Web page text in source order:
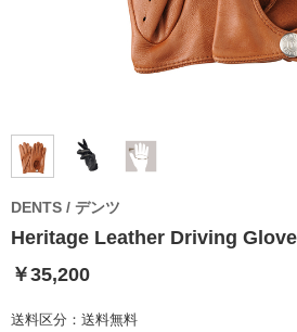
DENTS / デンツ
Heritage Leather Driving
￥35,200
送料区分： 送料無料